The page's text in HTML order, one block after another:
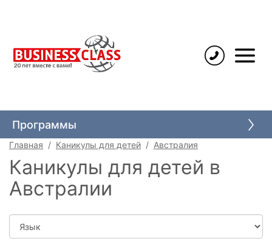
Программы
Языковые курсы
Среднее образование
Каникулы для детей
Школьные обмены
Главная Каникулы для детей Австралия
Каникулы для детей в
Австралии
Язык